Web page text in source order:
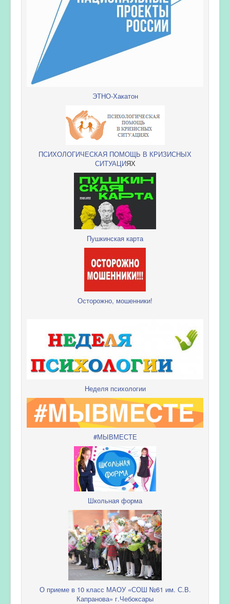
ЭТНО-Хакатон
ПСИХОЛОГИЧЕСКАЯ ПОМОЩЬ В КРИЗИСНЫХ
СИТУАЦИЯХ
Пушкинская карта
Осторожно, мошенники!
Неделя психологии
#МЫВМЕСТЕ
Школьная форма
О приеме в 10 класс МАОУ «СОШ №61 им. С.В.
Капранова» г.Чебоксары